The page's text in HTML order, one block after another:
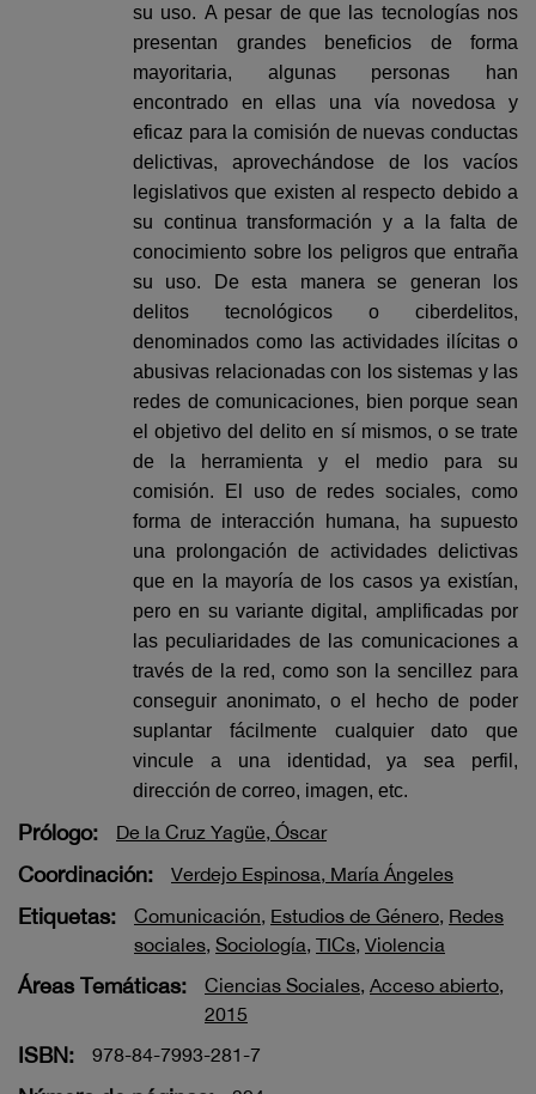
su uso. A pesar de que las tecnologías nos
presentan grandes beneficios de forma
mayoritaria, algunas personas han
encontrado en ellas una vía novedosa y
eficaz para la comisión de nuevas conductas
delictivas, aprovechándose de los vacíos
legislativos que existen al respecto debido a
su continua transformación y a la falta de
conocimiento sobre los peligros que entraña
su uso. De esta manera se generan los
delitos tecnológicos o ciberdelitos,
denominados como las actividades ilícitas o
abusivas relacionadas con los sistemas y las
redes de comunicaciones, bien porque sean
el objetivo del delito en sí mismos, o se trate
de la herramienta y el medio para su
comisión. El uso de redes sociales, como
forma de interacción humana, ha supuesto
una prolongación de actividades delictivas
que en la mayoría de los casos ya existían,
pero en su variante digital, amplificadas por
las peculiaridades de las comunicaciones a
través de la red, como son la sencillez para
conseguir anonimato, o el hecho de poder
suplantar fácilmente cualquier dato que
vincule a una identidad, ya sea perfil,
dirección de correo, imagen, etc.
Prólogo: De la Cruz Yagüe, Óscar
Coordinación: Verdejo Espinosa, María Ángeles
Etiquetas: Comunicación, Estudios de Género, Redes
sociales, Sociología, TICs, Violencia
Áreas Temáticas: Ciencias Sociales, Acceso abierto,
2015
ISBN: 978-84-7993-281-7